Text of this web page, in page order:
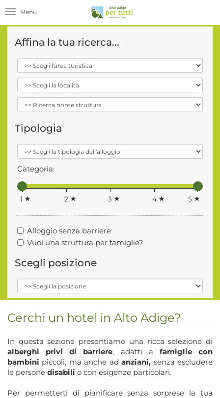
Toggle navigation
Affina la tua ricerca...
Tipologia
Categoria:
1 2 3 4 5
Alloggio senza barriere
Vuoi una struttura per famiglie?
Scegli posizione
Cerchi un hotel in Alto Adige?
In questa sezione presentiamo una ricca selezione di
alberghi privi di barriere, adatti a famiglie con
bambini piccoli, ma anche adanziani, senza escludere
le persone disabili o con esigenze particolari.
Per permetterti di pianificare senza sorprese la tua